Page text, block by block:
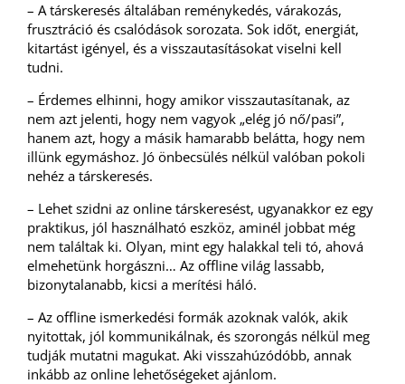
– A társkeresés általában reménykedés, várakozás,
frusztráció és csalódások sorozata. Sok időt, energiát,
kitartást igényel, és a visszautasításokat viselni kell
tudni.
– Érdemes elhinni, hogy amikor visszautasítanak, az
nem azt jelenti, hogy nem vagyok „elég jó nő/pasi”,
hanem azt, hogy a másik hamarabb belátta, hogy nem
illünk egymáshoz. Jó önbecsülés nélkül valóban pokoli
nehéz a társkeresés.
– Lehet szidni az online társkeresést, ugyanakkor ez egy
praktikus, jól használható eszköz, aminél jobbat még
nem találtak ki. Olyan, mint egy halakkal teli tó, ahová
elmehetünk horgászni… Az offline világ lassabb,
bizonytalanabb, kicsi a merítési háló.
– Az offline ismerkedési formák azoknak valók, akik
nyitottak, jól kommunikálnak, és szorongás nélkül meg
tudják mutatni magukat. Aki visszahúzódóbb, annak
inkább az online lehetőségeket ajánlom.